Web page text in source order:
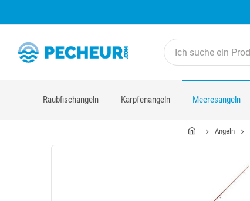
Raubfischangeln Karpfenangeln Meeresangeln
Angeln